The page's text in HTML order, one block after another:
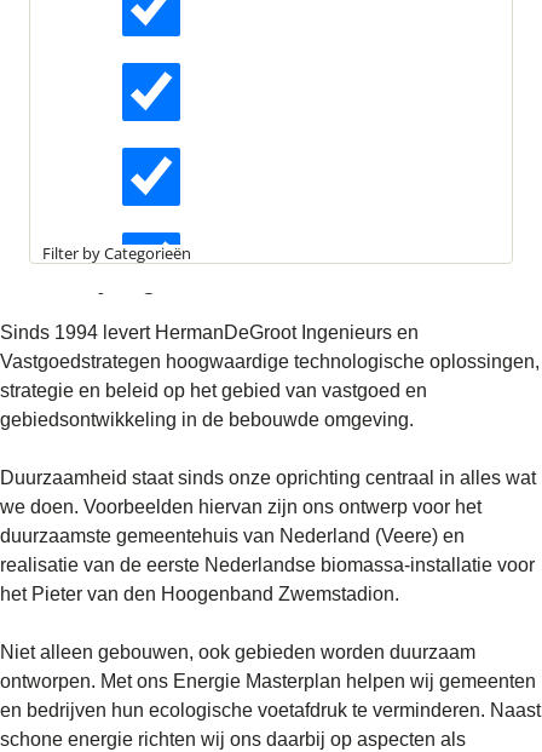
Partnernieuws
Filter by Categorieën
oprichting centraal...
Ga direct naar:
OmschrijvingProfessionals
Sinds 1994 levert HermanDeGroot Ingenieurs en
Vastgoedstrategen hoogwaardige technologische oplossingen,
strategie en beleid op het gebied van vastgoed en
gebiedsontwikkeling in de bebouwde omgeving.
Duurzaamheid staat sinds onze oprichting centraal in alles wat
we doen. Voorbeelden hiervan zijn ons ontwerp voor het
duurzaamste gemeentehuis van Nederland (Veere) en
realisatie van de eerste Nederlandse biomassa-installatie voor
het Pieter van den Hoogenband Zwemstadion.
Niet alleen gebouwen, ook gebieden worden duurzaam
ontworpen. Met ons Energie Masterplan helpen wij gemeenten
en bedrijven hun ecologische voetafdruk te verminderen. Naast
schone energie richten wij ons daarbij op aspecten als